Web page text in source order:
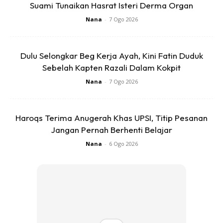
bahan gurauan. Mereka tahu ada dikalangan rakan-
rakannya yang sudah buat benda itu.
Suami Tunaikan Hasrat Isteri Derma Organ
Nana - 7 Ogo 2026
Dulu Selongkar Beg Kerja Ayah, Kini Fatin Duduk
Sebelah Kapten Razali Dalam Kokpit
Nana - 7 Ogo 2026
Haroqs Terima Anugerah Khas UPSI, Titip Pesanan
Jangan Pernah Berhenti Belajar
Nana - 6 Ogo 2026